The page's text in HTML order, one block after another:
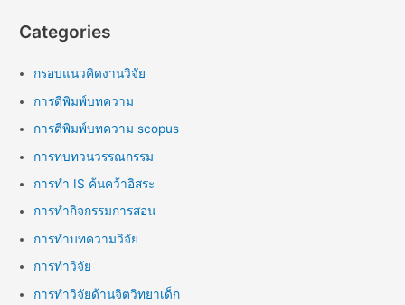
Categories
กรอบแนวคิดงานวิจัย
การตีพิมพ์บทความ
การตีพิมพ์บทความ scopus
การทบทวนวรรณกรรม
การทำ IS ค้นคว้าอิสระ
การทำกิจกรรมการสอน
การทำบทความวิจัย
การทำวิจัย
การทำวิจัยด้านจิตวิทยาเด็ก